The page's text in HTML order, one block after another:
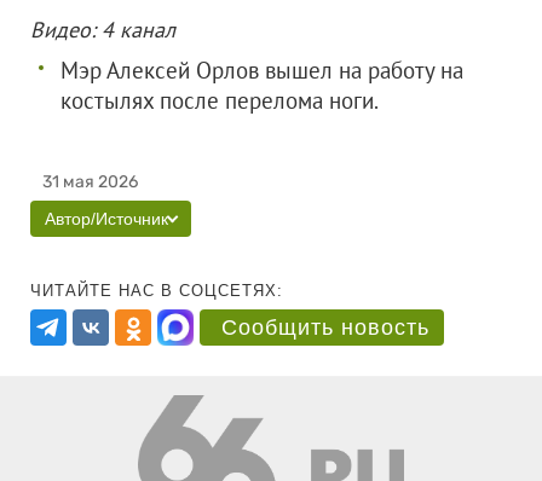
Видео: 4 канал
Мэр Алексей Орлов вышел на работу на
костылях после перелома ноги.
31 мая 2026
Автор/Источник
ЧИТАЙТЕ НАС В СОЦСЕТЯХ:
Сообщить новость